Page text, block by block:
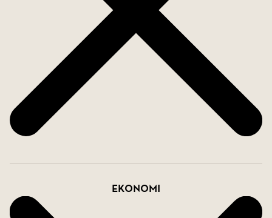
gör det till en lättillgänglig destination för dem som
söker både lugn och aktivitet. Tack vare det
välutvecklade vägnätet kan man snabbt nå
området med bil, vilket gör det möjligt för både
helgfirare och dagsturister att njuta av allt som
Fredön har att erbjuda. Dessutom, med båt, når
man på kort tid den vidsträckta skärgården och
alla dess vackra öar, vik och naturreservat, vilket
Läs mer om Fredöns Samfällighetsförening här:
Ekonomi